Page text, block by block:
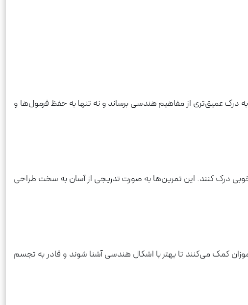
درک عمیق‌تری از مفاهیم هندسی برساند و نه تنها به حفظ فرمول‌ها و
درک کنند. این تمرین‌ها به صورت تدریجی از آسان به سخت طراحی
کمک می‌کنند تا بهتر با اشکال هندسی آشنا شوند و قادر به تجسم